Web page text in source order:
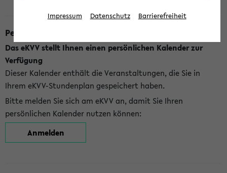
Persönlicher Kalender
Das eKVV stellt Ihnen einen persönlichen Kalender zur
Verfügung
Dieser Kalender enthält die Veranstaltungen, die Sie in
Ihrem eKVV-Stundenplan gespeichert haben.
Bitte melden Sie sich am eKVV an, damit Sie Ihren
persönlichen Kalender nutzen können:
Anmelden
Impressum Datenschutz Barrierefreiheit